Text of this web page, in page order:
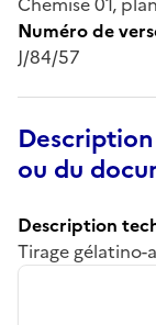
Numéro de
J/84/57
ou du
Description
Tirage